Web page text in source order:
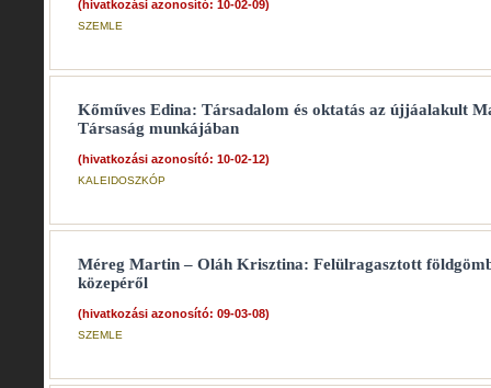
(hivatkozási azonosító: 10-02-09)
SZEMLE
Kőműves Edina: Társadalom és oktatás az újjáalakult
Társaság munkájában
(hivatkozási azonosító: 10-02-12)
KALEIDOSZKÓP
Méreg Martin – Oláh Krisztina: Felülragasztott
közepéről
(hivatkozási azonosító: 09-03-08)
SZEMLE